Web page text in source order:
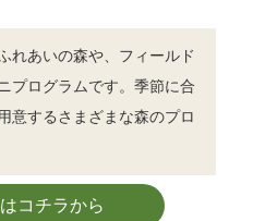
れあいの森や、フィールド
プログラムです。季節に合
意するさまざまな森のプロ
コチラから